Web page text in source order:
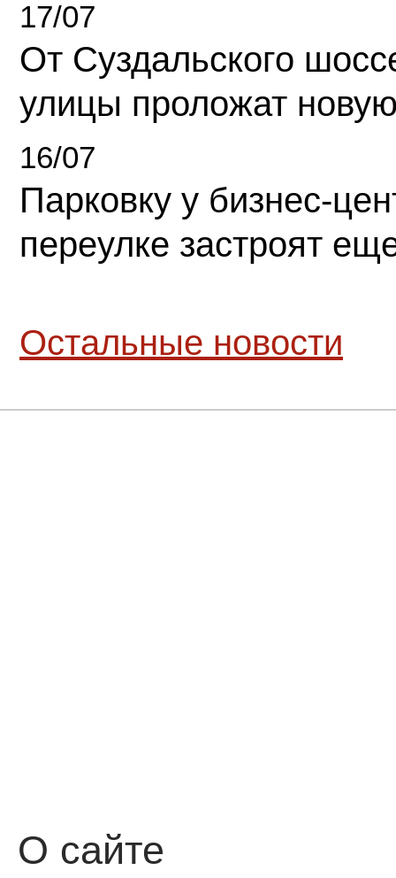
17/07
От Суздальского
улицы проложат
16/07
Парковку у бизнес-
переулке застроят
Остальные новости
О сайте